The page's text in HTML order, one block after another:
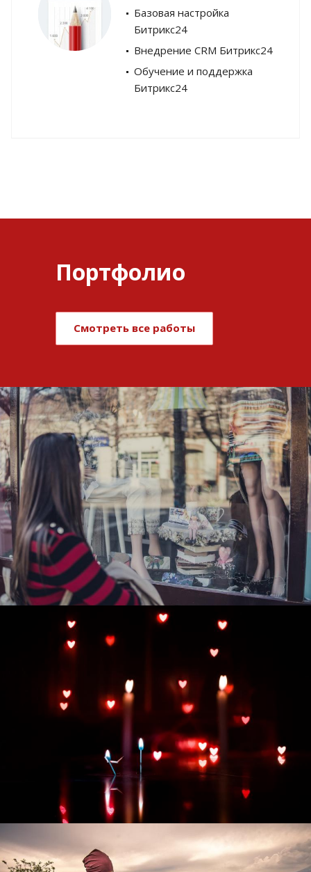
Базовая настройка
Битрикс24
Внедрение CRM Битрикс24
Обучение и поддержка
Битрикс24
Портфолио
Смотреть все работы
Развитие и поддержка интернет-
витрины StepClub
Смотреть проект
Развитие интернет-магазина "Всё для
праздника"
Смотреть проект